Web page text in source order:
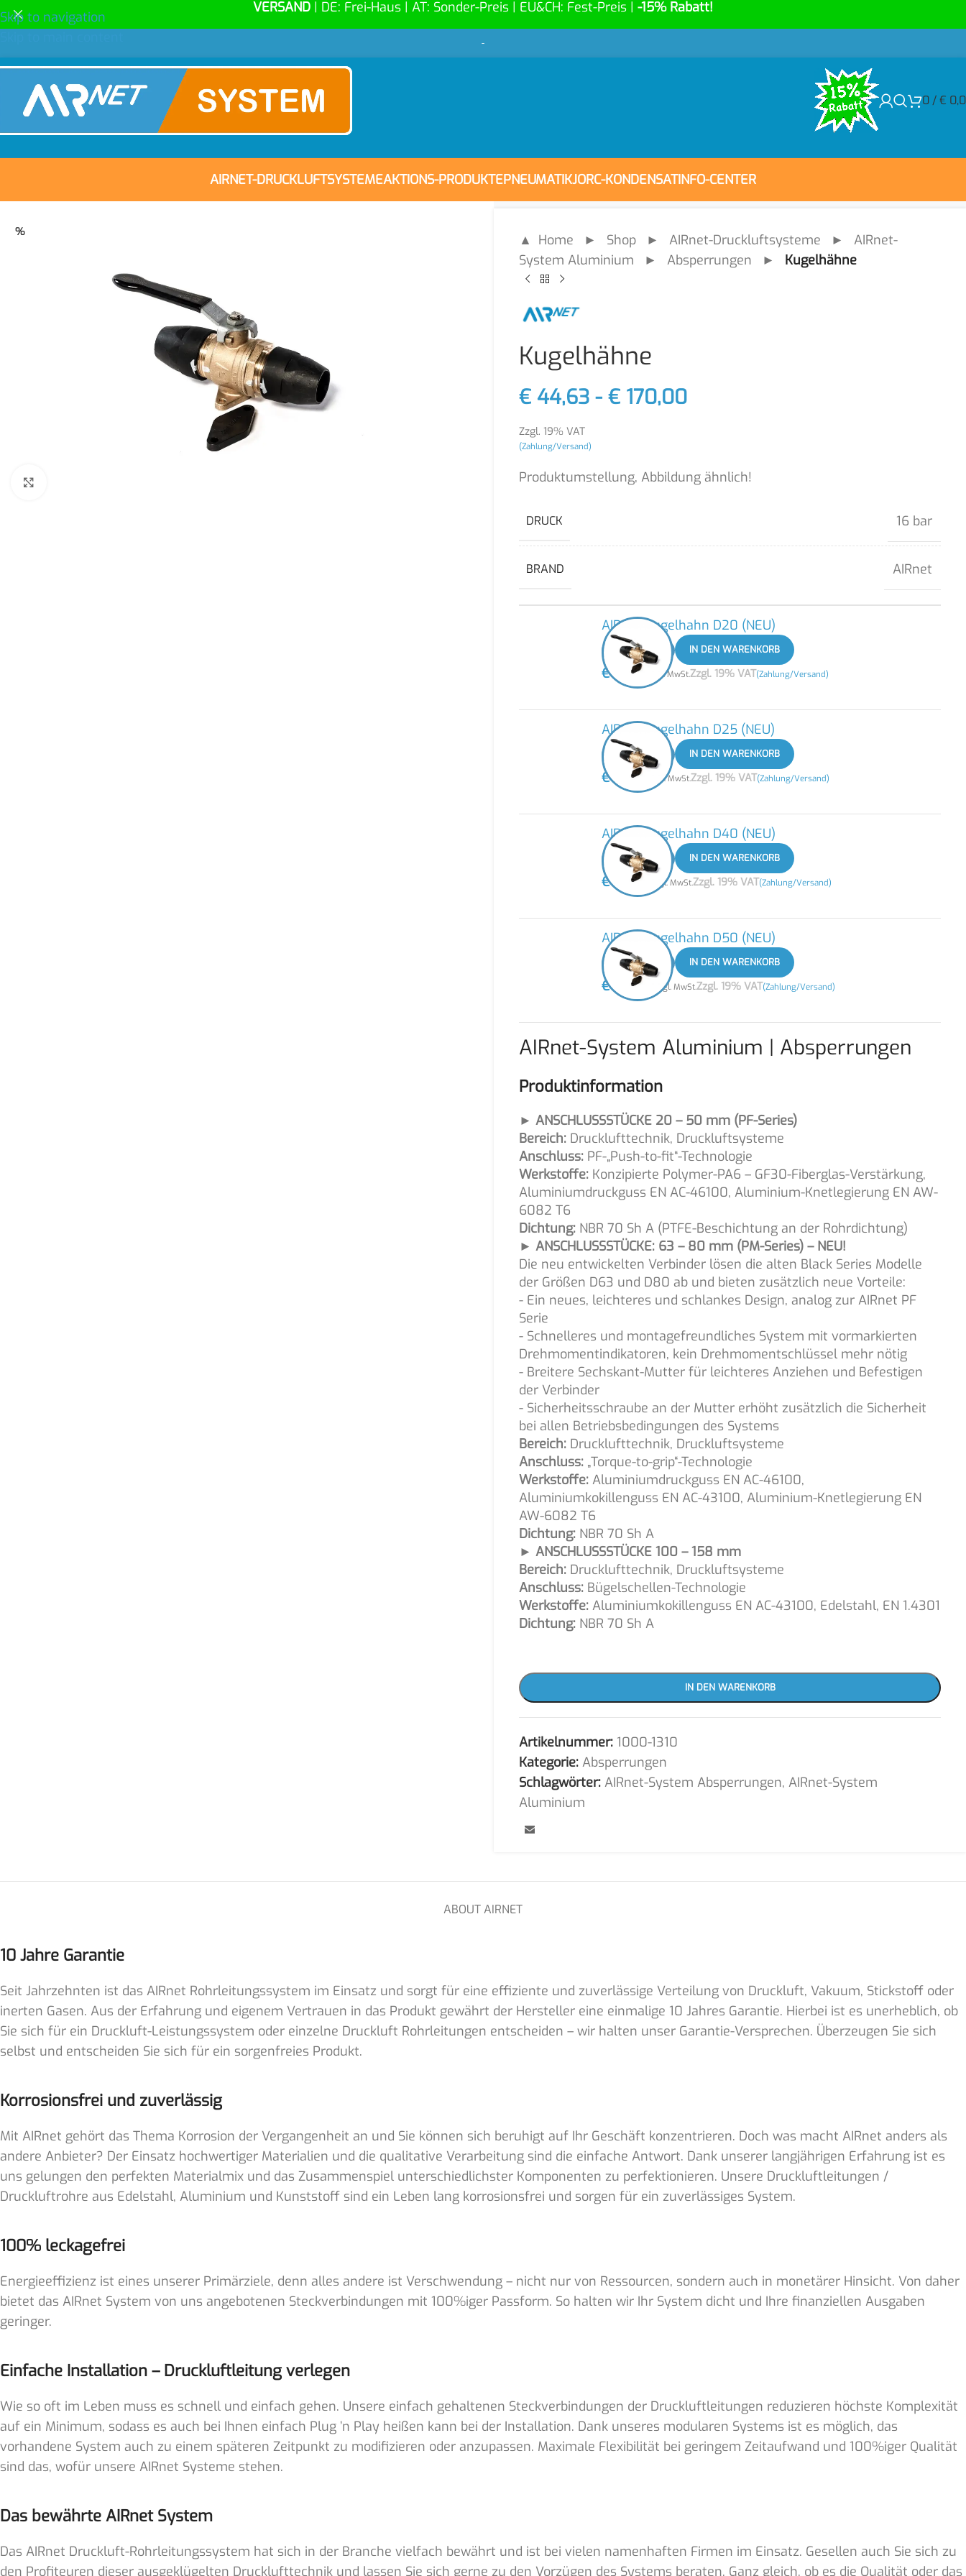
Skip to navigation
VERSAND | DE: Frei-Haus | AT: Sonder-Preis | EU&CH: Fest-Preis | -15% Rabatt!
-
0 /€
AIRNET-DRUCKLUFTSYSTEMEAKTIONS-PRODUKTEPNEUMATIKJORC-KONDENSATINFO-CENTER
% ▲ Home ► Shop ► AIRnet-Druckluftsysteme ► AIRnet-
System Aluminium ► Absperrungen ► Kugelhähne
Kugelhähne
€ 44,63 - € 170,00
Zzgl. 19% VAT
(Zahlung/Versand)
Produktumstellung, Abbildung ähnlich!
DRUCK 16 bar
BRAND AIRnet
AIRnet Kugelhahn D20 (NEU)
IN DEN WARENKORB
€44,63 zzgl. MwSt.Zzgl. 19% VAT(Zahlung/Versand)
AIRnet Kugelhahn D25 (NEU)
IN DEN WARENKORB
€54,40 zzgl. MwSt.Zzgl. 19% VAT(Zahlung/Versand)
AIRnet Kugelhahn D40 (NEU)
IN DEN WARENKORB
€119,85 zzgl. MwSt.Zzgl. 19% VAT(Zahlung/Versand)
AIRnet Kugelhahn D50 (NEU)
IN DEN WARENKORB
€170,00 zzgl. MwSt.Zzgl. 19% VAT(Zahlung/Versand)
AIRnet-System Aluminium | Absperrungen
Produktinformation
► ANSCHLUSSSTÜCKE 20 – 50 mm (PF-Series)
Bereich: Drucklufttechnik, Druckluftsysteme
Anschluss: PF-„Push-to-fit“-Technologie
Werkstoffe: Konzipierte Polymer-PA6 – GF30-Fiberglas-Verstärkung,
Aluminiumdruckguss EN AC-46100, Aluminium-Knetlegierung EN AW-
6082 T6
Dichtung: NBR 70 Sh A (PTFE-Beschichtung an der Rohrdichtung)
► ANSCHLUSSSTÜCKE: 63 – 80 mm (PM-Series) – NEU!
Die neu entwickelten Verbinder lösen die alten Black Series Modelle
der Größen D63 und D80 ab und bieten zusätzlich neue Vorteile:
- Ein neues, leichteres und schlankes Design, analog zur AIRnet PF
Serie
- Schnelleres und montagefreundliches System mit vormarkierten
Drehmomentindikatoren, kein Drehmomentschlüssel mehr nötig
- Breitere Sechskant-Mutter für leichteres Anziehen und Befestigen
der Verbinder
- Sicherheitsschraube an der Mutter erhöht zusätzlich die Sicherheit
bei allen Betriebsbedingungen des Systems
Bereich: Drucklufttechnik, Druckluftsysteme
Anschluss: „Torque-to-grip“-Technologie
Werkstoffe: Aluminiumdruckguss EN AC-46100,
Aluminiumkokillenguss EN AC-43100, Aluminium-Knetlegierung EN
AW-6082 T6
Dichtung: NBR 70 Sh A
► ANSCHLUSSSTÜCKE 100 – 158 mm
Bereich: Drucklufttechnik, Druckluftsysteme
Anschluss: Bügelschellen-Technologie
Werkstoffe: Aluminiumkokillenguss EN AC-43100, Edelstahl, EN 1.4301
Dichtung: NBR 70 Sh A
IN DEN WARENKORB
Artikelnummer: 1000-1310
Kategorie: Absperrungen
Schlagwörter: AIRnet-System Absperrungen, AIRnet-System
Aluminium
ABOUT AIRNET
10 Jahre Garantie
Seit Jahrzehnten ist das AIRnet Rohrleitungssystem im Einsatz und sorgt für eine effiziente und zuverlässige Verteilung von Druckluft, Vakuum, Stickstoff oder
inerten Gasen. Aus der Erfahrung und eigenem Vertrauen in das Produkt gewährt der Hersteller eine einmalige 10 Jahres Garantie. Hierbei ist es unerheblich, ob
Sie sich für ein Druckluft-Leistungssystem oder einzelne Druckluft Rohrleitungen entscheiden – wir halten unser Garantie-Versprechen. Überzeugen Sie sich
selbst und entscheiden Sie sich für ein sorgenfreies Produkt.
Korrosionsfrei und zuverlässig
Mit AIRnet gehört das Thema Korrosion der Vergangenheit an und Sie können sich beruhigt auf Ihr Geschäft konzentrieren. Doch was macht AIRnet anders als
andere Anbieter? Der Einsatz hochwertiger Materialien und die qualitative Verarbeitung sind die einfache Antwort. Dank unserer langjährigen Erfahrung ist es
uns gelungen den perfekten Materialmix und das Zusammenspiel unterschiedlichster Komponenten zu perfektionieren. Unsere Druckluftleitungen /
Druckluftrohre aus Edelstahl, Aluminium und Kunststoff sind ein Leben lang korrosionsfrei und sorgen für ein zuverlässiges System.
100% leckagefrei
Energieeffizienz ist eines unserer Primärziele, denn alles andere ist Verschwendung – nicht nur von Ressourcen, sondern auch in monetärer Hinsicht. Von daher
bietet das AIRnet System von uns angebotenen Steckverbindungen mit 100%iger Passform. So halten wir Ihr System dicht und Ihre finanziellen Ausgaben
geringer.
Einfache Installation – Druckluftleitung verlegen
Wie so oft im Leben muss es schnell und einfach gehen. Unsere einfach gehaltenen Steckverbindungen der Druckluftleitungen reduzieren höchste Komplexität
auf ein Minimum, sodass es auch bei Ihnen einfach Plug ’n Play heißen kann bei der Installation. Dank unseres modularen Systems ist es möglich, das
vorhandene System auch zu einem späteren Zeitpunkt zu modifizieren oder anzupassen. Maximale Flexibilität bei geringem Zeitaufwand und 100%iger Qualität
sind das, wofür unsere AIRnet Systeme stehen.
Das bewährte AIRnet System
Das AIRnet Druckluft-Rohrleitungssystem hat sich in der Branche vielfach bewährt und ist bei vielen namenhaften Firmen im Einsatz. Gesellen auch Sie sich zu
den Profiteuren dieser ausgeklügelten Drucklufttechnik und lassen Sie sich gerne zu den Vorzügen des Systems beraten. Ganz gleich, ob es die Qualität oder das